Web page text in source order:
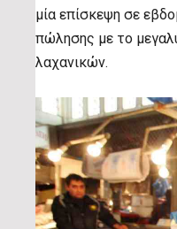
μία επίσκεψη σε
πώλησης με το
λαχανικών.